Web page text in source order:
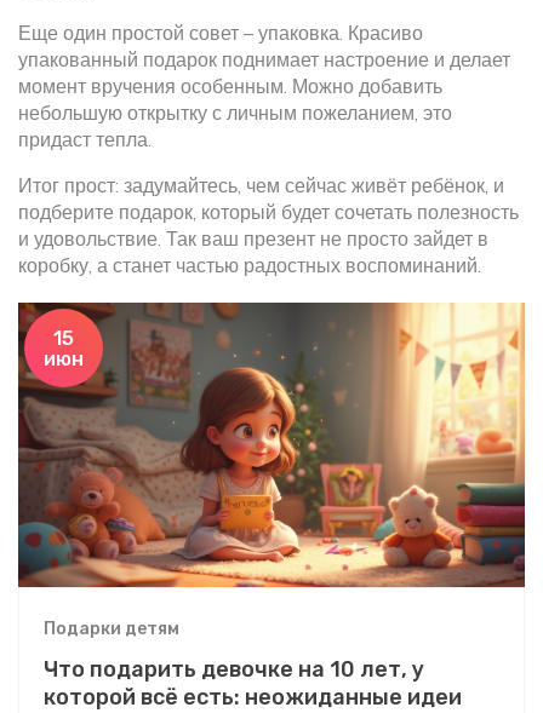
Еще один простой совет – упаковка. Красиво
упакованный подарок поднимает настроение и делает
момент вручения особенным. Можно добавить
небольшую открытку с личным пожеланием, это
придаст тепла.
Итог прост: задумайтесь, чем сейчас живёт ребёнок, и
подберите подарок, который будет сочетать полезность
и удовольствие. Так ваш презент не просто зайдет в
коробку, а станет частью радостных воспоминаний.
15
июн
Подарки детям
Что подарить девочке на 10 лет, у
которой всё есть: неожиданные идеи